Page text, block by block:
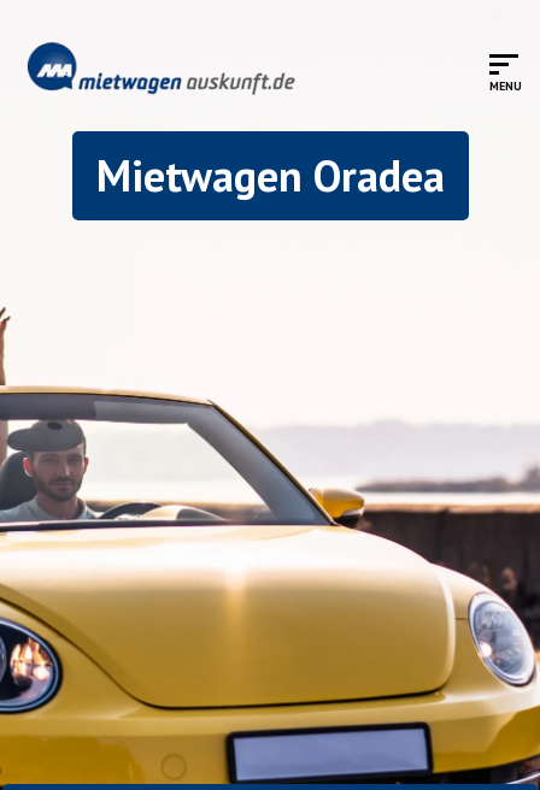
Mietwagen Oradea